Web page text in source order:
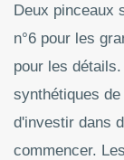
Deux pinceaux
n°6 pour les
pour les
synthétiques
d'investir dans
commencer.